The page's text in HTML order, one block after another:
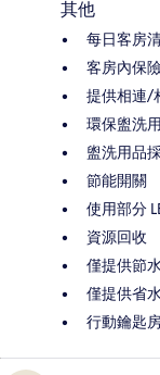
其他
每日客房
客房內保
提供相連/
環保盥洗
盥洗用品
節能開關
使用部分
資源回收
僅提供節
僅提供省
行動鑰匙